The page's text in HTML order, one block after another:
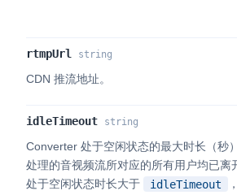
rtmpUrl string
CDN 推流地址。
idleTimeout string
Converter 处于空闲状态的最大时长（秒
处理的音视频流所对应的所有用户均已离
处于空闲状态时长大于
idleTimeout